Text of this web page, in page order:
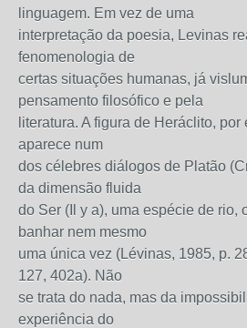
linguagem. Em vez de uma
interpretação da poesia, Levinas
fenomenologia de
certas situações humanas, já
pensamento filosófico e pela
literatura. A figura de Heráclito,
aparece num
dos célebres diálogos de Platão
da dimensão fluida
do Ser (Il y a), uma espécie de rio,
banhar nem mesmo
uma única vez (Lévinas, 1985, p.
127, 402a). Não
se trata do nada, mas da
experiência do